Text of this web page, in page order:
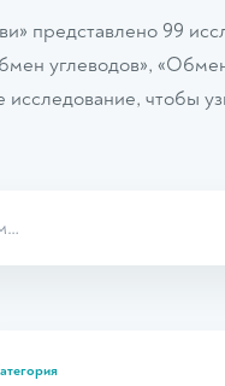
представлено 99
углеводов»,
чтобы